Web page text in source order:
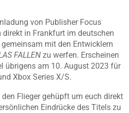
von Publisher Focus
in Frankfurt im deutschen
mit den Entwicklern
FALLEN zu werfen. Erscheinen
übrigens am 10. August 2023 für
Xbox Series X/S.
Flieger gehüpft um euch direkt
Eindrücke des Titels zu